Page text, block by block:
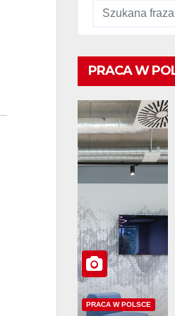
PRACA W
PRACA W POLSCE